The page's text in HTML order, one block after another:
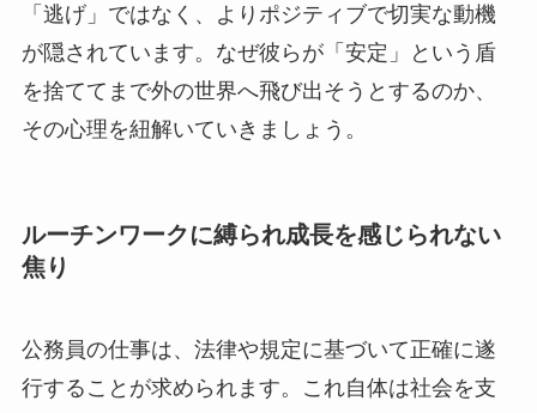
「逃げ」ではなく、よりポジティブで切実な動機
が隠されています。なぜ彼らが「安定」という盾
を捨ててまで外の世界へ飛び出そうとするのか、
その心理を紐解いていきましょう。
ルーチンワークに縛られ成長を感じられない
焦り
公務員の仕事は、法律や規定に基づいて正確に遂
行することが求められます。これ自体は社会を支